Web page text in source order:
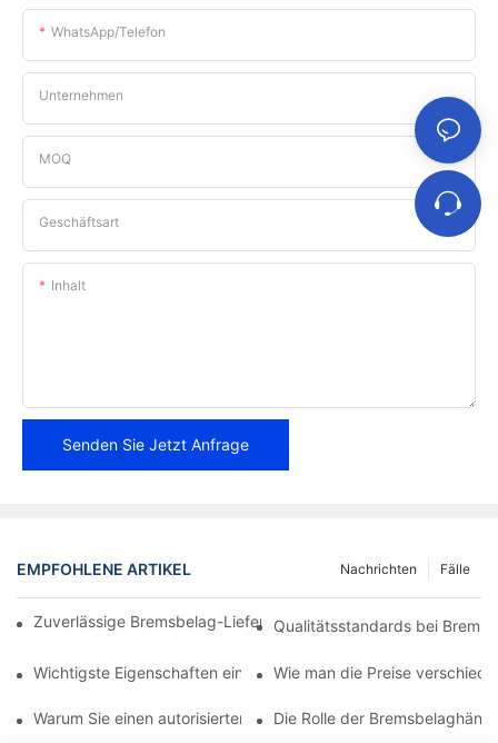
WhatsApp/Telefon
Unternehmen
MOQ
Geschäftsart
Inhalt
Senden Sie Jetzt Anfrage
EMPFOHLENE ARTIKEL Fälle
Nachrichten
Zuverlässige Bremsbelag-Lieferanten für Ihr Unternehmen
Qualitätsstandards bei
Wichtigste Eigenschaften eines zuverlässigen
Wie man die Preise
Warum Sie einen autorisierten Bremsbelaghändler wählen
Die Rolle der